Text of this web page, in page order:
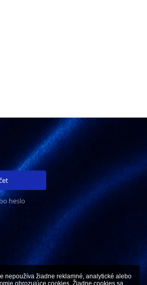
nepoužíva žiadne reklamné, analytické alebo
ohrozujúce cookies. Žiadne cookies sa
heslo